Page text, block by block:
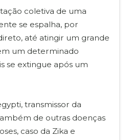
coletiva de uma
se espalha, por
até atingir um grande
um determinado
se extingue após um
transmissor da
de outras doenças
caso da Zika e